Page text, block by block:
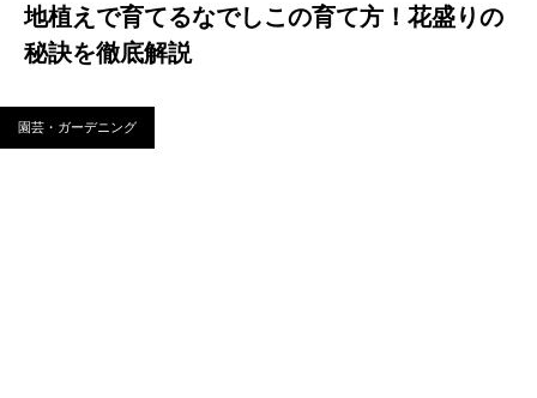
地植えで育てるなでしこの育て方！花盛りの
秘訣を徹底解説
園芸・ガーデニング